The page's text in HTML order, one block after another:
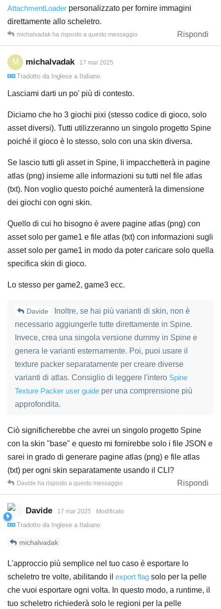
AttachmentLoader personalizzato per fornire immagini
direttamente allo scheletro.
Rispondi
michalvadak ha risposto a questo messaggio
M michalvadak 17 mar 2025
Tradotto da Inglese a Italiano
Lasciami darti un po' più di contesto.
Diciamo che ho 3 giochi pixi (stesso codice di gioco, solo
asset diversi). Tutti utilizzeranno un singolo progetto Spine
poiché il gioco è lo stesso, solo con una skin diversa.
Se lascio tutti gli asset in Spine, li impacchetterà in pagine
atlas (png) insieme alle informazioni su tutti nel file atlas
(txt). Non voglio questo poiché aumenterà la dimensione
dei giochi con ogni skin.
Quello di cui ho bisogno è avere pagine atlas (png) con
asset solo per game1 e file atlas (txt) con informazioni sugli
asset solo per game1 in modo da poter caricare solo quella
specifica skin di gioco.
Lo stesso per game2, game3 ecc.
Davide
Inoltre, se hai più varianti di skin, non è
necessario aggiungerle tutte direttamente in Spine.
Invece, crea una singola versione dummy in Spine e
genera le varianti esternamente. Poi, puoi usare il
texture packer separatamente per creare diverse
varianti di atlas. Consiglio di leggere l'intero Spine
Texture Packer user guide per una comprensione più
approfondita.
Ciò significherebbe che avrei un singolo progetto Spine
con la skin "base" e questo mi fornirebbe solo i file JSON e
sarei in grado di generare pagine atlas (png) e file atlas
(txt) per ogni skin separatamente usando il CLI?
Rispondi
Davide ha risposto a questo messaggio
Davide 17 mar 2025 Modificato
Tradotto da Inglese a Italiano
michalvadak
L'approccio più semplice nel tuo caso è esportare lo
scheletro tre volte, abilitando il export flag solo per la pelle
che vuoi esportare ogni volta. In questo modo, a runtime, il
tuo scheletro richiederà solo le regioni per la pelle